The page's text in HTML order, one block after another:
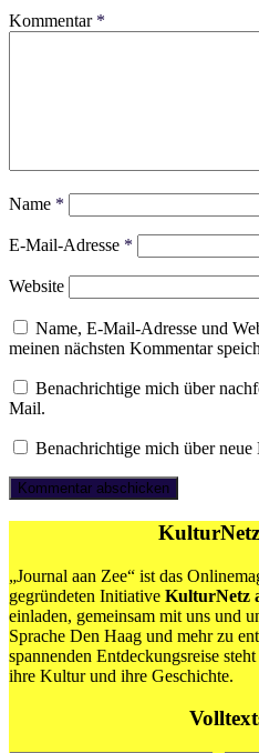
Kommentar *
Name *
E-Mail-Adresse *
Website
Name, E-Mail-Adresse und
meinen nächsten Kommentar
Benachrichtige mich über
Mail.
Benachrichtige mich über
„Journal aan Zee“ ist das
gegründeten Initiative KulturNetz
einladen, gemeinsam mit uns und
Sprache Den Haag und mehr zu
spannenden Entdeckungsreise
ihre Kultur und ihre Geschichte.